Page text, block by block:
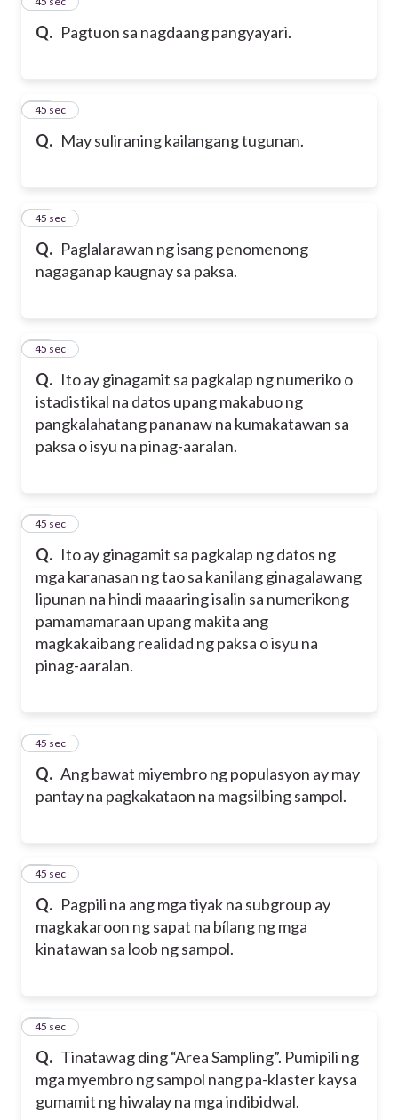
Q. Pagtuon sa nagdaang pangyayari.
Q. May suliraning kailangang tugunan.
17
45 sec
Q. Paglalarawan ng isang penomenong
nagaganap kaugnay sa paksa.
18
45 sec
Q. Ito ay ginagamit sa pagkalap ng numeriko o
istadistikal na datos upang makabuo ng
pangkalahatang pananaw na kumakatawan sa
paksa o isyu na pinag-aaralan.
19
45 sec
Q. Ito ay ginagamit sa pagkalap ng datos ng
mga karanasan ng tao sa kanilang ginagalawang
lipunan na hindi maaaring isalin sa numerikong
pamamamaraan upang makita ang
magkakaibang realidad ng paksa o isyu na
pinag-aaralan.
20
45 sec
Q. Ang bawat miyembro ng populasyon ay may
pantay na pagkakataon na magsilbing sampol.
21
45 sec
Q. Pagpili na ang mga tiyak na subgroup ay
magkakaroon ng sapat na bílang ng mga
kinatawan sa loob ng sampol.
22
45 sec
Q. Tinatawag ding “Area Sampling”. Pumipili ng
mga myembro ng sampol nang pa-klaster kaysa
gumamit ng hiwalay na mga indibidwal.
23
45 sec